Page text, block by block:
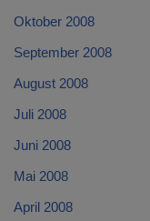
Oktober 2008
September 2008
August 2008
Juli 2008
Juni 2008
Mai 2008
April 2008